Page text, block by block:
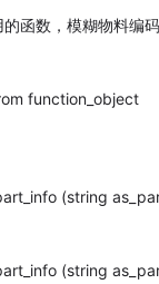
函数，模糊物料编
function_object
(string
(string